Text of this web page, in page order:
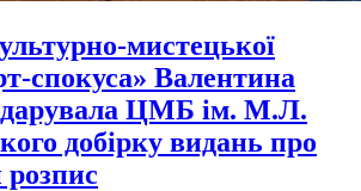
мистецької
спокуса» Валентина
ЦМБ ім. М.Л.
добірку видань про